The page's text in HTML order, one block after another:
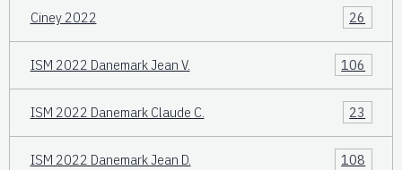
Ciney 2022 26
ISM 2022 Danemark Jean V. 106
ISM 2022 Danemark Claude C. 23
ISM 2022 Danemark Jean D. 108